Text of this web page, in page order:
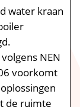
water kraan
NEN
voorkomt
de ruimte